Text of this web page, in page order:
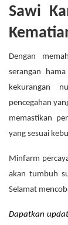
Sawi
Dengan
serangan
kekurangan
pencegahan
memastikan
yang sesuai
Minfarm
akan tumbuh
Selamat
Dapatkan